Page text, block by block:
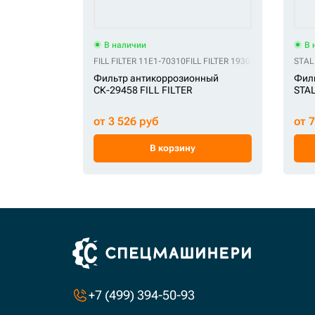
В наличии
FILL FILTER 11E1-70310FILL FILTER 1930549 FILL FILTER
Фильтр антикоррозионный
СК-29458 FILL FILTER
от 3 526 руб
В корзину
В
STAL
от
+7 (499) 394-50-93